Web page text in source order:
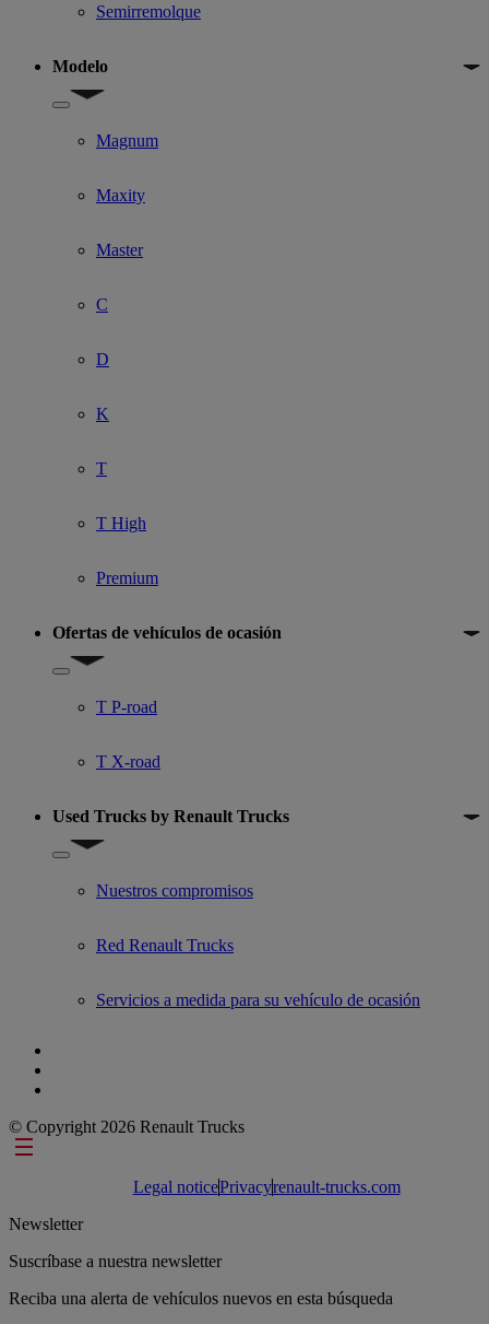
Semirremolque
Modelo
Show submenu for Modelo
Magnum
Maxity
Master
C
D
K
T
T High
Premium
Ofertas de vehículos de ocasión
Show submenu for Ofertas de vehículos de ocasión
T P-road
T X-road
Used Trucks by Renault Trucks
Show submenu for Used Trucks by Renault Trucks
Nuestros compromisos
Red Renault Trucks
Servicios a medida para su vehículo de ocasión
© Copyright 2026 Renault Trucks
Footer links
Legal noticePrivacyrenault-trucks.com
Newsletter
Suscríbase a nuestra newsletter
Reciba una alerta de vehículos nuevos en esta búsqueda